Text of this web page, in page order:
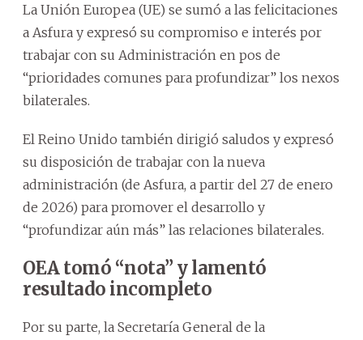
La Unión Europea (UE) se sumó a las felicitaciones
a Asfura y expresó su compromiso e interés por
trabajar con su Administración en pos de
“prioridades comunes para profundizar” los nexos
bilaterales.
El Reino Unido también dirigió saludos y expresó
su disposición de trabajar con la nueva
administración (de Asfura, a partir del 27 de enero
de 2026) para promover el desarrollo y
“profundizar aún más” las relaciones bilaterales.
OEA tomó “nota” y lamentó
resultado incompleto
Por su parte, la Secretaría General de la